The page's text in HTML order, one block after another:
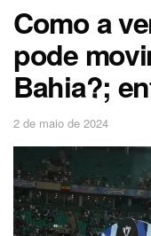
Como a
pode
Bahia?;
2 de maio de 2024